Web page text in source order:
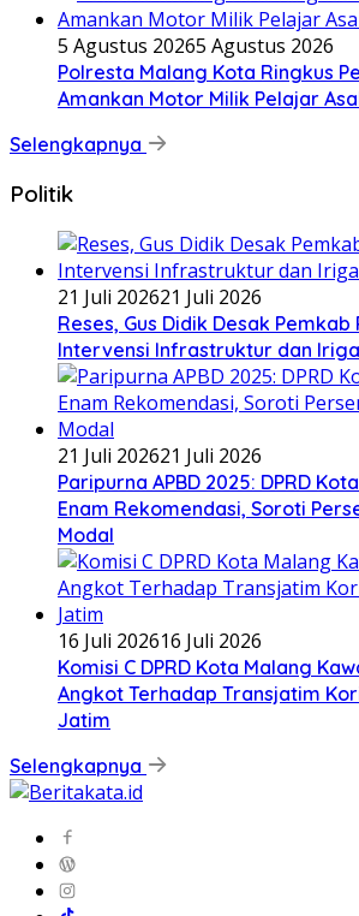
5 Agustus 20265 Agustus 2026
Polresta Malang Kota Ringkus
Amankan Motor Milik Pelajar
Selengkapnya
Politik
21 Juli 202621 Juli 2026
Reses, Gus Didik Desak
Intervensi Infrastruktur dan
21 Juli 202621 Juli 2026
Paripurna APBD 2025: DPRD
Enam Rekomendasi, Soroti
Modal
16 Juli 202616 Juli 2026
Komisi C DPRD Kota Malang
Angkot Terhadap Transjatim
Jatim
Selengkapnya